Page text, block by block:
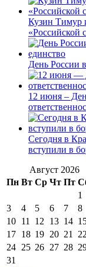
Кузин Тимур
«Российской
День России
12 июня –
Сегодня в
вступили в
Август 2026
Пн Вт Ср Чт Пт
1
3
4 5 6 7 8
10 11 12 13 14
17 18 19 20 21 22
24 25 26 27 28
31